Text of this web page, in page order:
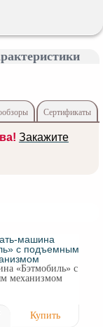
Сертификаты
Закажите
«Бэтмобиль» с
механизмом